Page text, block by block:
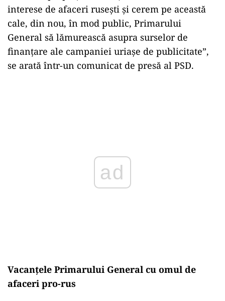
interese de afaceri rusești și cerem pe această
cale, din nou, în mod public, Primarului
General să lămurească asupra surselor de
finanțare ale campaniei uriașe de publicitate”,
se arată într-un comunicat de presă al PSD.
ad
Vacanțele Primarului General cu omul de
afaceri pro-rus